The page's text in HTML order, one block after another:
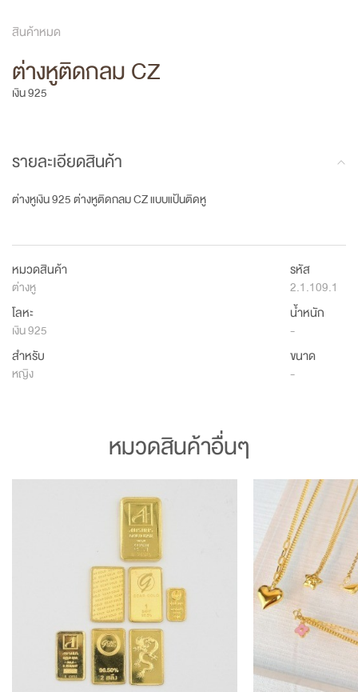
ต่างหูติดกลม CZ
เงิน 925
สินค้าหมด
รายละเอียดสินค้า
ต่างหูเงิน 925 ต่างหูติดกลม CZ แบบแป้นติดหู
หมวดสินค้า
ต่างหู
โลหะ
เงิน 925
สำหรับ
หญิง
รหัส
2.1.109.1
น้ำหนัก
-
ขนาด
-
หมวดสินค้าอื่นๆ